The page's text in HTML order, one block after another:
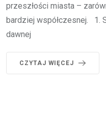
przeszłości miasta –
bardziej współczesnej. 1.
dawnej
CZYTAJ WIĘCEJ